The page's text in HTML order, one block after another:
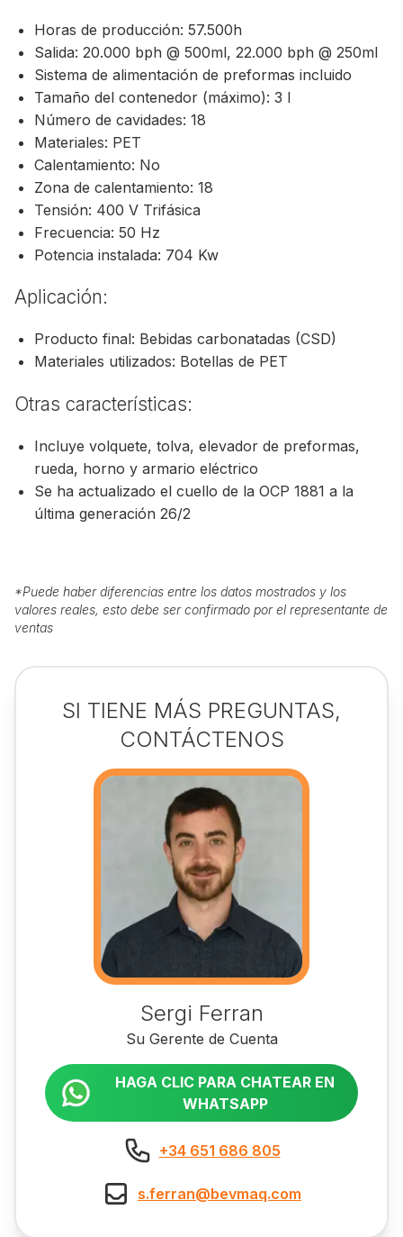
Horas de producción: 57.500h
Salida: 20.000 bph @ 500ml, 22.000 bph @ 250ml
Sistema de alimentación de preformas incluido
Tamaño del contenedor (máximo): 3 l
Número de cavidades: 18
Materiales: PET
Calentamiento: No
Zona de calentamiento: 18
Tensión: 400 V Trifásica
Frecuencia: 50 Hz
Potencia instalada: 704 Kw
Aplicación:
Producto final: Bebidas carbonatadas (CSD)
Materiales utilizados: Botellas de PET
Otras características:
Incluye volquete, tolva, elevador de preformas,
rueda, horno y armario eléctrico
Se ha actualizado el cuello de la OCP 1881 a la
última generación 26/2
*Puede haber diferencias entre los datos mostrados y los
valores reales, esto debe ser confirmado por el representante de
ventas
SI TIENE MÁS PREGUNTAS,
CONTÁCTENOS
Sergi Ferran
Su Gerente de Cuenta
HAGA CLIC PARA CHATEAR EN
WHATSAPP
+34 651 686 805
s.ferran@bevmaq.com